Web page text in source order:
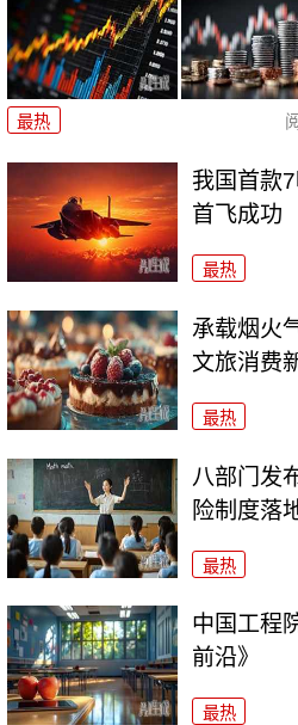
最热
我国首款
首飞成功
最热
承载烟火
文旅消费
最热
八部门发
险制度落
最热
中国工程
前沿》
最热